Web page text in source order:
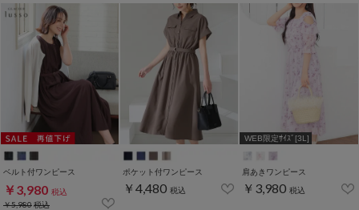
ベルト付ワンピース
￥3,980 税込
￥5,980税込
ポケット付ワンピース
￥4,480 税込
WEB限定ｻｲｽﾞ[3L]
肩あきワンピース
￥3,980 税込